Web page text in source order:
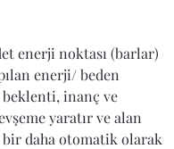
enerji noktası (barlar)
enerji/ beden
beklenti, inanç ve
yaratır ve alan
bir daha otomatik olarak